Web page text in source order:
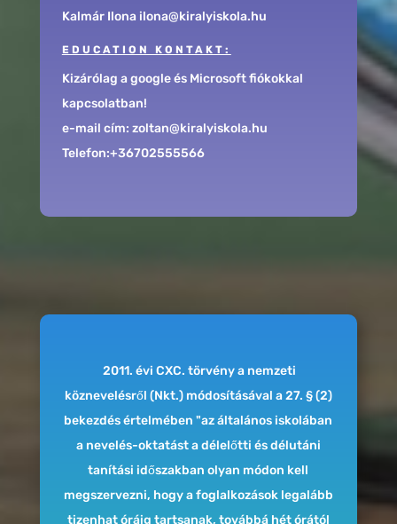
Kalmár Ilona ilona@kiralyiskola.hu
EDUCATION KONTAKT:
Kizárólag a google és Microsoft fiókokkal
kapcsolatban!
e-mail cím: zoltan@kiralyiskola.hu
Telefon:+36702555566
2011. évi CXC. törvény a nemzeti
köznevelésről (Nkt.) módosításával a 27. § (2)
bekezdés értelmében "az általános iskolában
a nevelés-oktatást a délelőtti és délutáni
tanítási időszakban olyan módon kell
megszervezni, hogy a foglalkozások legalább
tizenhat óráig tartsanak, továbbá hét órától